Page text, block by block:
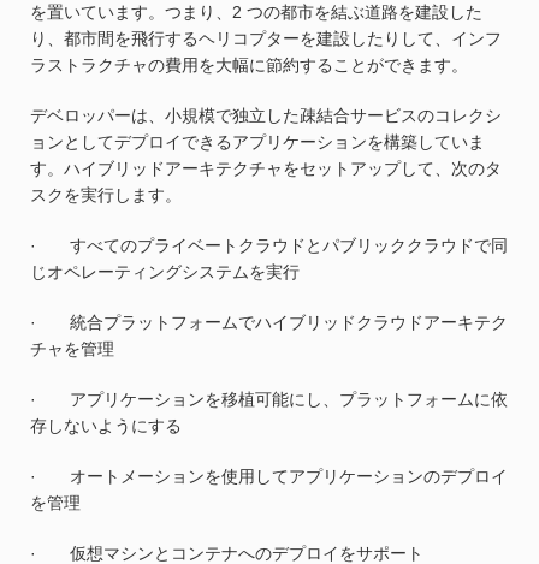
を置いています。つまり、2 つの都市を結ぶ道路を建設した
り、都市間を飛行するヘリコプターを建設したりして、インフ
ラストラクチャの費用を大幅に節約することができます。
デベロッパーは、小規模で独立した疎結合サービスのコレクシ
ョンとしてデプロイできるアプリケーションを構築していま
す。ハイブリッドアーキテクチャをセットアップして、次のタ
スクを実行します。
· すべてのプライベートクラウドとパブリッククラウドで同
じオペレーティングシステムを実行
· 統合プラットフォームでハイブリッドクラウドアーキテク
チャを管理
· アプリケーションを移植可能にし、プラットフォームに依
存しないようにする
· オートメーションを使用してアプリケーションのデプロイ
を管理
· 仮想マシンとコンテナへのデプロイをサポート